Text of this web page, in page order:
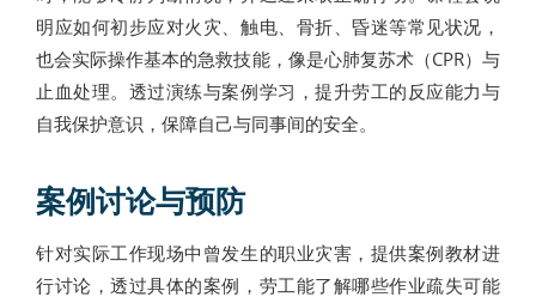
明应如何初步应对火灾、触电、骨折、昏迷等常见状况，
也会实际操作基本的急救技能，像是心肺复苏术（CPR）与
止血处理。透过演练与案例学习，提升劳工的反应能力与
自我保护意识，保障自己与同事间的安全。
案例讨论与预防
针对实际工作现场中曾发生的职业灾害，提供案例教材进
行讨论，透过具体的案例，劳工能了解哪些作业疏失可能